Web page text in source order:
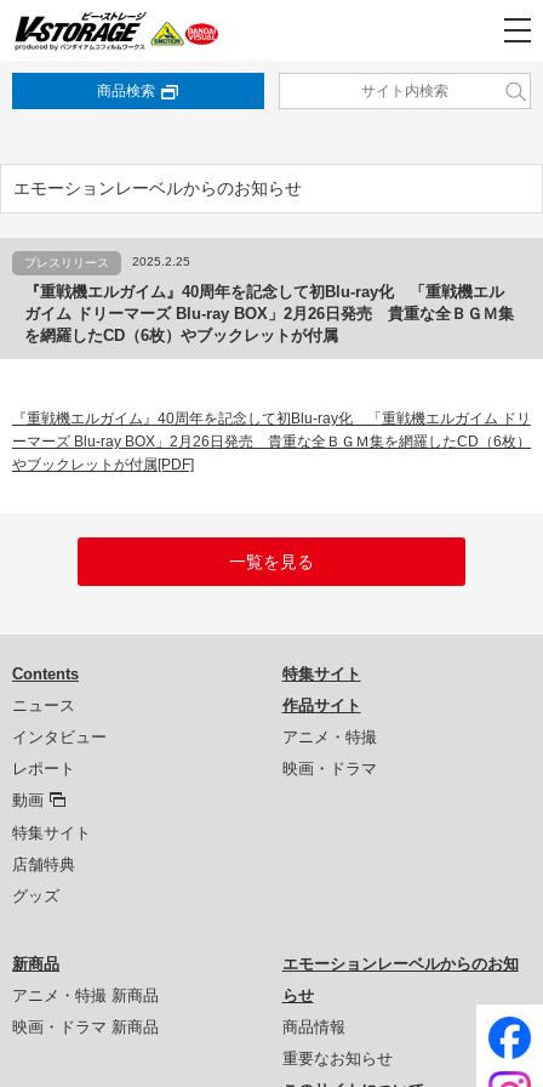
商品検索
エモーションレーベルからのお知らせ
プレスリリース 2025.2.25
『重戦機エルガイム』40周年を記念して初Blu-ray化 「重戦機エル
ガイム ドリーマーズ Blu-ray BOX」2月26日発売 貴重な全ＢＧＭ集
を網羅したCD（6枚）やブックレットが付属
『重戦機エルガイム』40周年を記念して初Blu-ray化 「重戦機エルガイム ドリ
ーマーズ Blu-ray BOX」2月26日発売 貴重な全ＢＧＭ集を網羅したCD（6枚）
やブックレットが付属[PDF]
一覧を見る
Contents
ニュース
インタビュー
レポート
動画
特集サイト
店舗特典
グッズ
特集サイト
作品サイト
アニメ・特撮
映画・ドラマ
新商品
アニメ・特撮 新商品
映画・ドラマ 新商品
エモーションレーベルからのお知
らせ
商品情報
重要なお知らせ